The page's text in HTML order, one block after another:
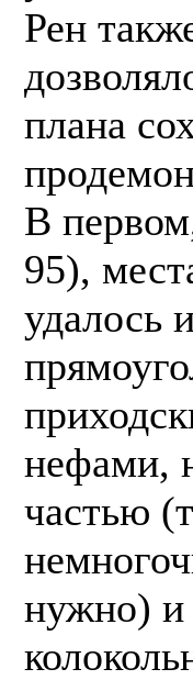
Рен
плана
В
95),
удалось
нефами,
частью
нужно) и